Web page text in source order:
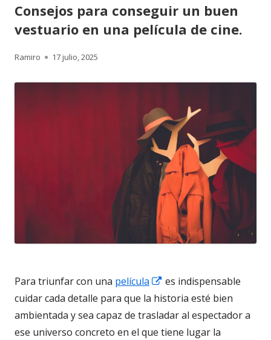
Consejos para conseguir un buen
vestuario en una película de cine.
Autor
Ramiro
Publicado
17 julio, 2025
Para triunfar con una película
Abrir
en
una
ventana
es indispensable
cuidar cada detalle para que la historia esté bien
ambientada y sea capaz de trasladar al espectador a
ese universo concreto en el que tiene lugar la